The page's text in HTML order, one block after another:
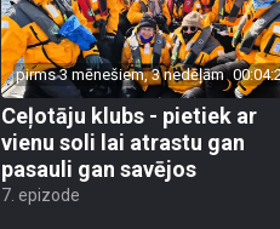
pirms 3 mēnešiem, 3 nedēļām
Ceļotāju klubs - pietiek ar
vienu soli lai atrastu gan
pasauli gan savējos
7. epizode